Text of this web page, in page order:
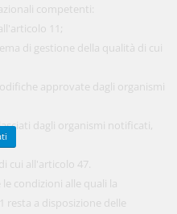
competenti:
11;
di gestione della qualità di cui
approvate dagli organismi
dagli organismi notificati,
cui all'articolo 47.
condizioni alle quali la
resta a disposizione delle